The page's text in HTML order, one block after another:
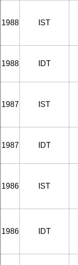
1988 IST
1988 IDT
1987 IST
1987 IDT
1986 IST
1986 IDT